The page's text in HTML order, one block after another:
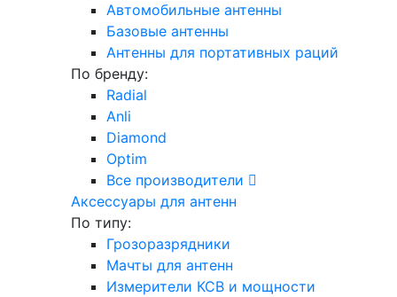
Автомобильные антенны
Базовые антенны
Антенны для портативных раций
По бренду:
Radial
Anli
Diamond
Optim
Все производители
Аксессуары для антенн
По типу:
Грозоразрядники
Мачты для антенн
Измерители КСВ и мощности